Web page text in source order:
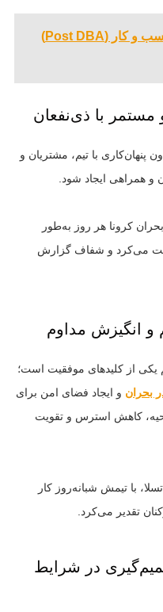
فوق دکترای مدیریت کسب و کار (Post DBA)
پنهان‌کاری با تیم، مشتریان و
و همراهی ایجاد شود.
کرونا هر روز به‌طور
می‌کرد و شفاف گزارش
یکی از کلیدهای موفقیت است؛
بحران و ایجاد فضای امن برای
کاهش استرس و تقویت
با تیمش شبانه‌روز کار
تقدیر می‌کرد.
در شرایط